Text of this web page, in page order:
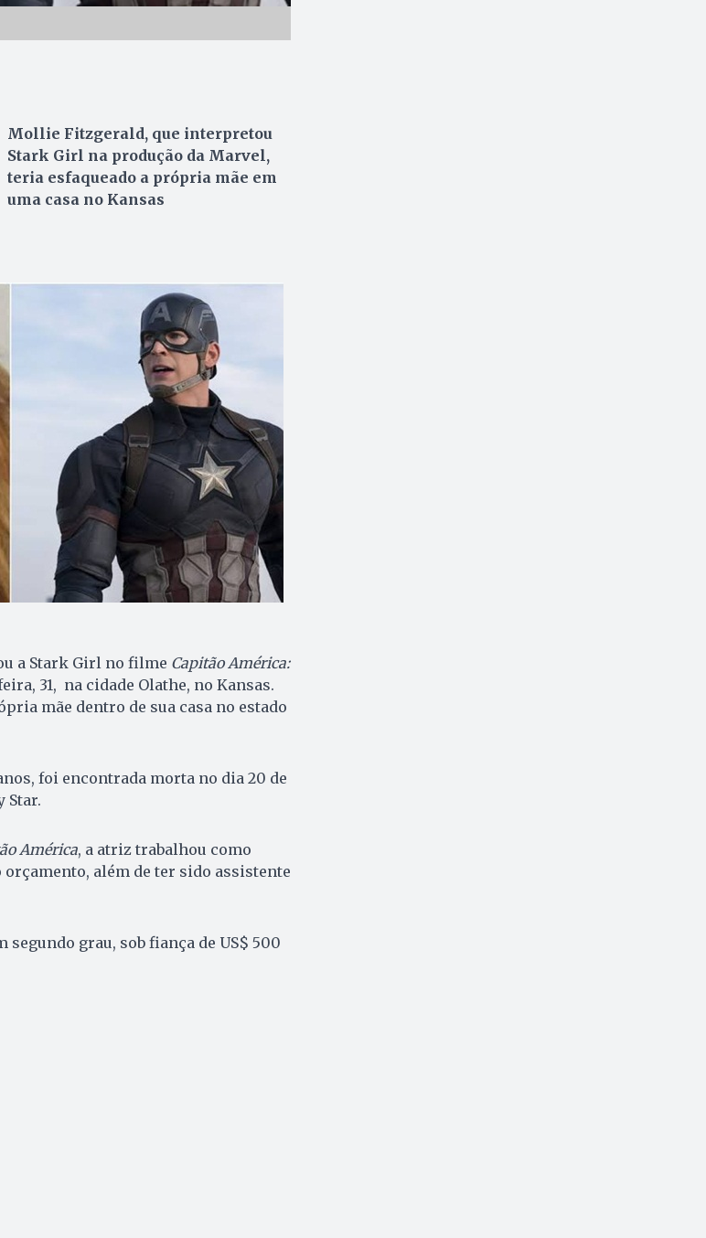
Mollie Fitzgerald, que interpretou
Stark Girl na produção da Marvel,
teria esfaqueado a própria mãe em
uma casa no Kansas
a Stark Girl no filme Capitão América:
31, na cidade Olathe, no Kansas.
mãe dentro de sua casa no estado
foi encontrada morta no dia 20 de
Star.
América, a atriz trabalhou como
além de ter sido assistente
grau, sob fiança de US$ 500